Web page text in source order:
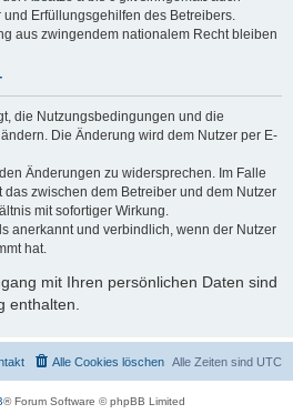
Erfüllungsgehilfen des Betreibers.
aus zwingendem nationalem Recht bleiben
die Nutzungsbedingungen und die
Die Änderung wird dem Nutzer per E-
Änderungen zu widersprechen. Im Falle
zwischen dem Betreiber und dem Nutzer
mit sofortiger Wirkung.
anerkannt und verbindlich, wenn der Nutzer
hat.
mit Ihren persönlichen Daten sind
enthalten.
Alle Zeiten sind UTC
Alle Cookies löschen
® Forum Software © phpBB Limited